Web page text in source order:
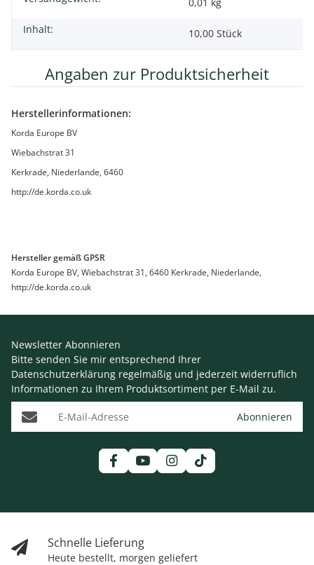
Inhalt:
10,00 Stück
Angaben zur Produktsicherheit
Herstellerinformationen:
Korda Europe BV
Wiebachstrat 31
Kerkrade, Niederlande, 6460
http://de.korda.co.uk
Hersteller gemäß GPSR
Korda Europe BV, Wiebachstrat 31, 6460 Kerkrade, Niederlande,
http://de.korda.co.uk
Schnelle Lieferung
Heute bestellt, morgen geliefert
Newsletter Abonnieren
Bitte senden Sie mir entsprechend Ihrer
Datenschutzerklärung regelmäßig und jederzeit widerruflich
Informationen zu Ihrem Produktsortiment per E-Mail zu.
E-Mail-Adresse Abonnieren